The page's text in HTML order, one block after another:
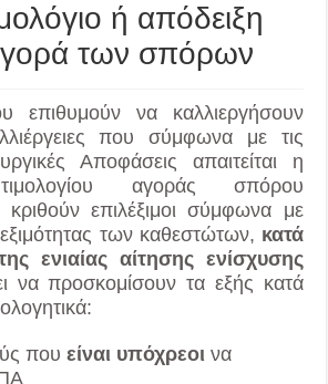
ή απόδειξη
των σπόρων
επιθυμούν να καλλιεργήσουν
που σύμφωνα με τις
Αποφάσεις απαιτείται η
αγοράς σπόρου
επιλέξιμοι σύμφωνα με
των καθεστώτων, κατά
ενιαίας αίτησης ενίσχυσης
να προσκομίσουν τα εξής κατά
πουείναι υπόχρεοι να